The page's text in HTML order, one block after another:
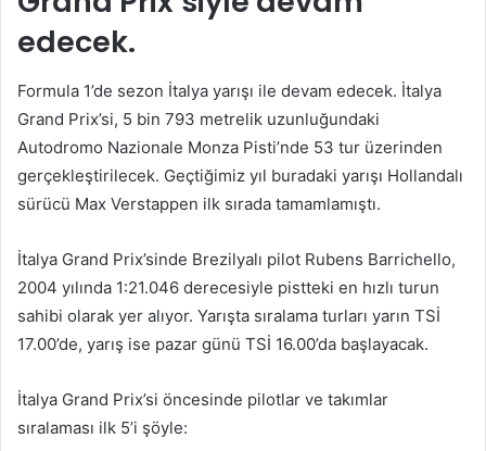
edecek.
Formula 1’de sezon İtalya yarışı ile devam edecek. İtalya
Grand Prix’si, 5 bin 793 metrelik uzunluğundaki
Autodromo Nazionale Monza Pisti’nde 53 tur üzerinden
gerçekleştirilecek. Geçtiğimiz yıl buradaki yarışı Hollandalı
sürücü Max Verstappen ilk sırada tamamlamıştı.
İtalya Grand Prix’sinde Brezilyalı pilot Rubens Barrichello,
2004 yılında 1:21.046 derecesiyle pistteki en hızlı turun
sahibi olarak yer alıyor. Yarışta sıralama turları yarın TSİ
17.00’de, yarış ise pazar günü TSİ 16.00’da başlayacak.
İtalya Grand Prix’si öncesinde pilotlar ve takımlar
sıralaması ilk 5’i şöyle: